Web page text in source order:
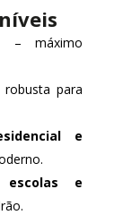
– máximo
para
e
escolas e